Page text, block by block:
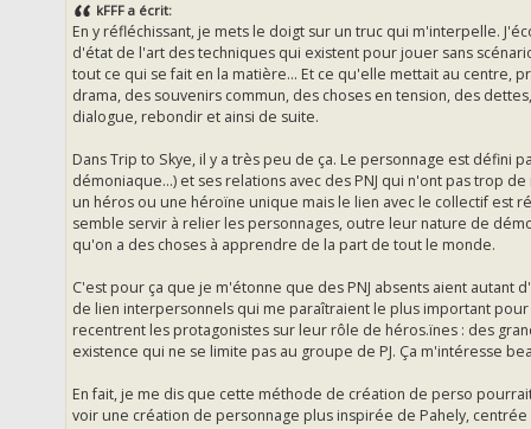
kFFF a écrit:
En y réfléchissant, je mets le doigt sur un truc qui m'interpelle.
d'état de l'art des techniques qui existent pour jouer sans
tout ce qui se fait en la matière... Et ce qu'elle mettait au centre,
drama, des souvenirs commun, des choses en tension, des
dialogue, rebondir et ainsi de suite.
Dans Trip to Skye, il y a très peu de ça. Le personnage est défini
démoniaque...) et ses relations avec des PNJ qui n'ont pas trop
un héros ou une héroïne unique mais le lien avec le collectif est
semble servir à relier les personnages, outre leur nature de
qu'on a des choses à apprendre de la part de tout le monde.
C'est pour ça que je m'étonne que des PNJ absents aient
de lien interpersonnels qui me paraîtraient le plus important
recentrent les protagonistes sur leur rôle de héros.ïnes : des
existence qui ne se limite pas au groupe de PJ. Ça m'intéresse
En fait, je me dis que cette méthode de création de perso
voir une création de personnage plus inspirée de Pahely,